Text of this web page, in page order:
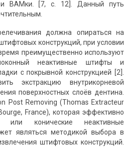
ВАМки. [7, с. 12]. Данный путь
должна опираться на
конструкций, при условии
преимущественно используют
неактивные штифты и
с покрывной конструкцией [2].
экстракцию внутрикорневой
поверхностных слоёв дентина.
Post Removing (Thomas Extracteur
France), которая эффективно
или конические неактивные
являться методикой выбора в
штифтовых конструкций.